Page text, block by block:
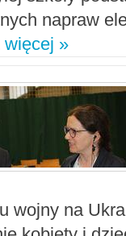
napraw
więcej »
wojny na